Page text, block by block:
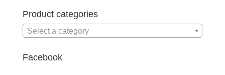
Product categories
Select a category
Facebook